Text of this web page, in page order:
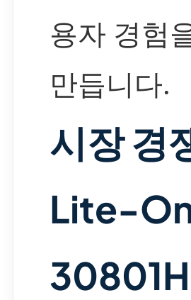
용자 경험
만듭니다.
시장 경
Lite-